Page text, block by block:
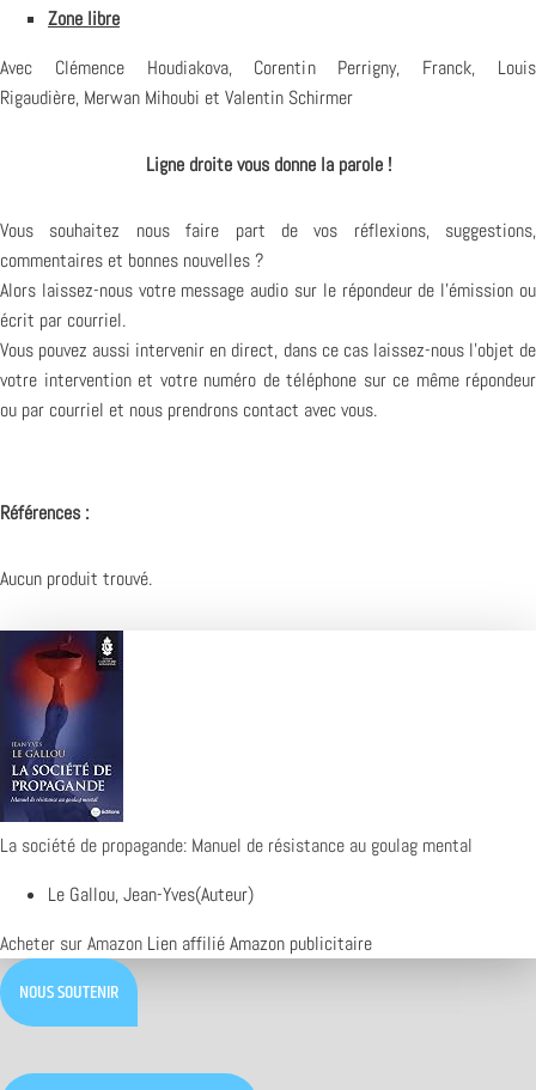
Zone libre
Avec Clémence Houdiakova, Corentin Perrigny, Franck, Louis
Rigaudière, Merwan Mihoubi et Valentin Schirmer
Ligne droite vous donne la parole !
Vous souhaitez nous faire part de vos réflexions, suggestions,
commentaires et bonnes nouvelles ?
Alors laissez-nous votre message audio sur le répondeur de l’émission ou
écrit par courriel.
Vous pouvez aussi intervenir en direct, dans ce cas laissez-nous l’objet de
votre intervention et votre numéro de téléphone sur ce même répondeur
ou par courriel et nous prendrons contact avec vous.
Références :
Aucun produit trouvé.
La société de propagande: Manuel de résistance au goulag mental
Le Gallou, Jean-Yves(Auteur)
Acheter sur Amazon Lien affilié Amazon publicitaire
NOUS SOUTENIR